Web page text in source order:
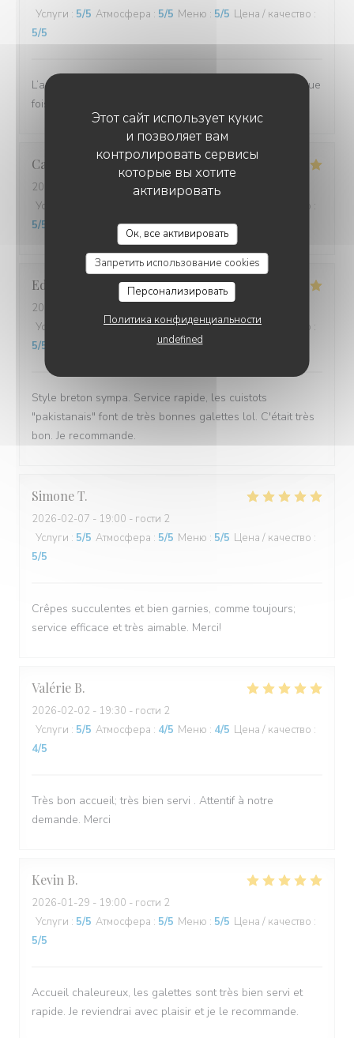
Этот сайт использует кукис
и позволяет вам
контролировать сервисы
которые вы хотите
активировать
Ок, все активировать
Запретить использование cookies
Персонализировать
Политика конфиденциальности
undefined
Услуги : 5/5 Атмосфера : 5/5 Меню : 5/5 Цена / качество :
5/5
L’accueil, le service et le repas délicieux comme à chaque
fois.
Catherine B
2026-02-11
- 12:15 - гости 2
Услуги
Цена / качество :
5/5
Edwige
2026-02-07
Услуги
Атмосфера:5/5 Меню: 5/5 Цена / качество :
5/5
Style breton sympa. Service rapide, les cuistots
"pakistanais" font de très bonnes galettes lol. C'était très
bon. Je recommande.
SimoneT
2026-02-07 - 19:00 - гости 2
Услуги : 5/5 Атмосфера : 5/5 Меню : 5/5 Цена / качество :
5/5
Crêpes succulentes et bien garnies, comme toujours;
service efficace et très aimable. Merci!
Valérie B
2026-02-02 - 19:30 - гости 2
Услуги : 5/5 Атмосфера : 4/5 Меню : 4/5 Цена / качество :
4/5
Très bon accueil; très bien servi . Attentif à notre
demande. Merci
Kevin B
2026-01-29 - 19:00 - гости 2
Услуги : 5/5 Атмосфера : 5/5 Меню : 5/5 Цена / качество :
5/5
Accueil chaleureux, les galettes sont très bien servi et
rapide. Je reviendrai avec plaisir et je le recommande.